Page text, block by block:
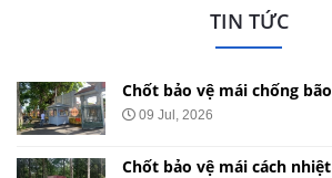
TIN TỨC
Chốt bảo vệ mái chống bão
09 Jul, 2026
Chốt bảo vệ mái cách nhiệt